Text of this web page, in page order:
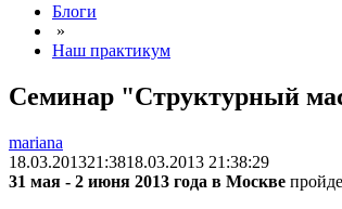
Блоги
»
Наш практикум
Семинар "Структурный
mariana
18.03.201321:3818.03.2013 21:38:29
31 мая - 2 июня 2013 года в Москве